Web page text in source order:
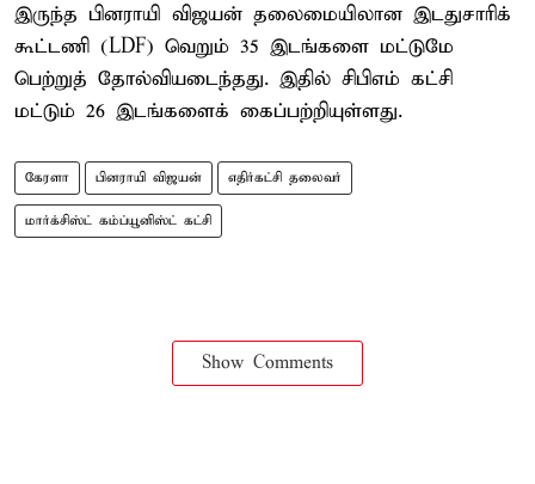
இருந்த பினராயி விஜயன் தலைமையிலான இடதுசாரிக்
கூட்டணி (LDF) வெறும் 35 இடங்களை மட்டுமே
பெற்றுத் தோல்வியடைந்தது. இதில் சிபிஎம் கட்சி
மட்டும் 26 இடங்களைக் கைப்பற்றியுள்ளது.
கேரளா பினராயி விஜயன் எதிர்கட்சி தலைவர்
மார்க்சிஸ்ட் கம்ப்யூனிஸ்ட் கட்சி
Show Comments